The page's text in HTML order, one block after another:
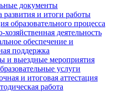
документы
и итоги работы
образовательного процесса
деятельность
обеспечение и
поддержка
и выездные мероприятия
услуги
и итоговая аттестация
работа